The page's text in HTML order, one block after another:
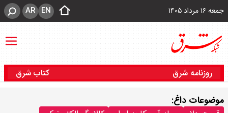
جمعه ۱۶ مرداد ۱۴۰۵ EN
AR
روزنامه شرق کتاب شرق
موضوعات داغ: